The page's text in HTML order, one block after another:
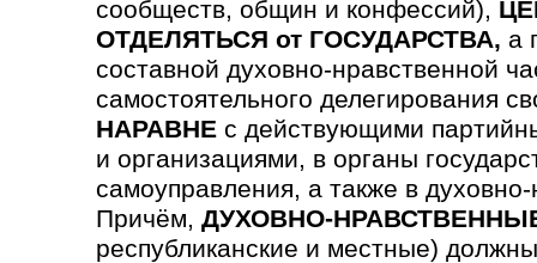
сообществ, общин и конфессий),
ОТДЕЛЯТЬСЯ от ГОСУДАРСТВА, а
составной духовно-нравственной
самостоятельного делегирования
НАРАВНЕ с действующими
и организациями, в органы
самоуправления, а также в
Причём, ДУХОВНО-
республиканские и местные)